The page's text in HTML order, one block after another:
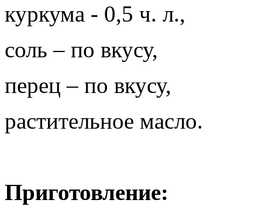
куркума - 0,5 ч. л.,
соль – по вкусу,
перец – по вкусу,
растительное масло.
Приготовление: